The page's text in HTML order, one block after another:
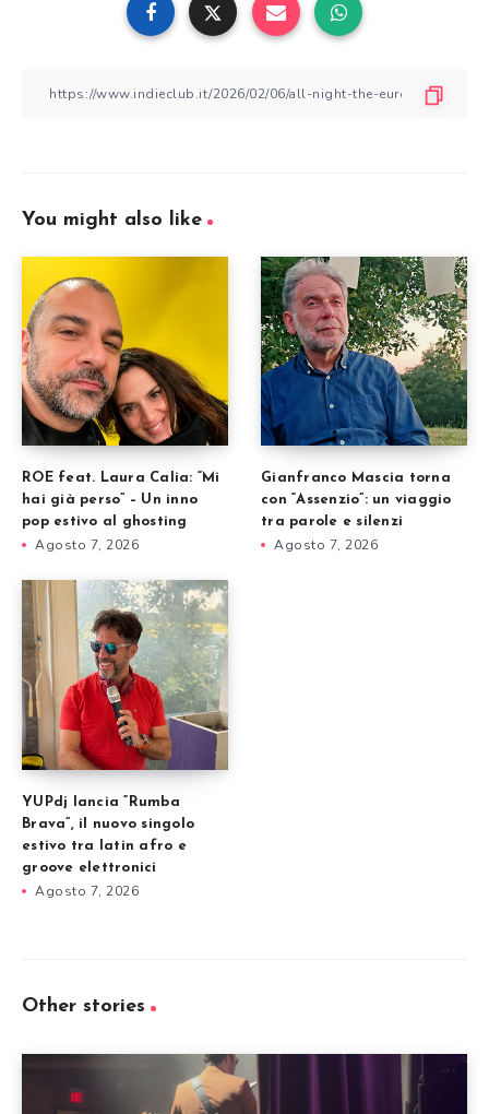
You might also like
ROE feat. Laura Calia: “Mi
hai già perso” – Un inno
pop estivo al ghosting
Agosto 7, 2026
Gianfranco Mascia torna
con “Assenzio”: un viaggio
tra parole e silenzi
Agosto 7, 2026
YUPdj lancia “Rumba
Brava”, il nuovo singolo
estivo tra latin afro e
groove elettronici
Agosto 7, 2026
Other stories